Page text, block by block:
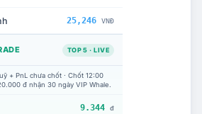
25,246 VNĐ
TOP 5 · LIVE
+ PnL chưa chốt · Chốt 12:00
đ nhận 30 ngày VIP Whale.
9.344 đ